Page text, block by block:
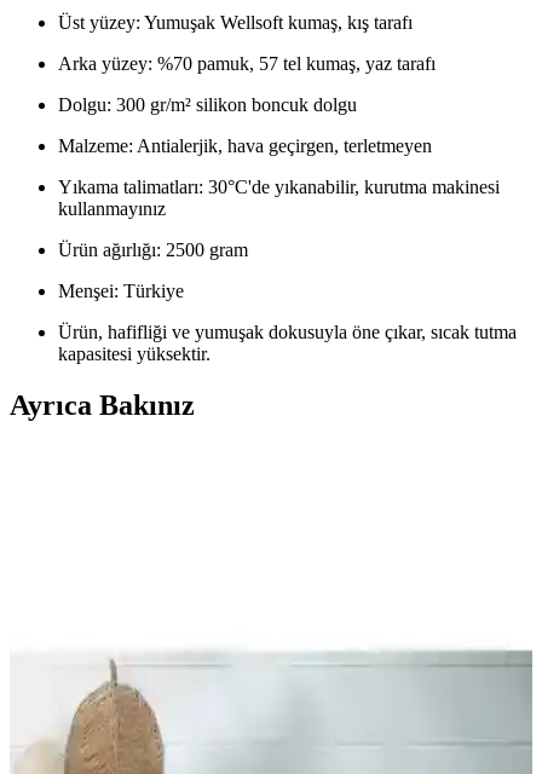
Üst yüzey: Yumuşak Wellsoft kumaş, kış tarafı
Arka yüzey: %70 pamuk, 57 tel kumaş, yaz tarafı
Dolgu: 300 gr/m² silikon boncuk dolgu
Malzeme: Antialerjik, hava geçirgen, terletmeyen
Yıkama talimatları: 30°C'de yıkanabilir, kurutma makinesi
kullanmayınız
Ürün ağırlığı: 2500 gram
Menşei: Türkiye
Ürün, hafifliği ve yumuşak dokusuyla öne çıkar, sıcak tutma
kapasitesi yüksektir.
Ayrıca Bakınız
Merinos Comforter Seti Çift Kişilik Yatak Takımı
Yüksek Kalite ve Şıklık Sunar
Merinos Comforter Seti, doğal pamuk malzemesi ve şık tasarımıyla
çift kişilik yataklar için ideal, sıcak tutan ve konfor sağlayan yüksek
kaliteli yatak örtüsü setidir.